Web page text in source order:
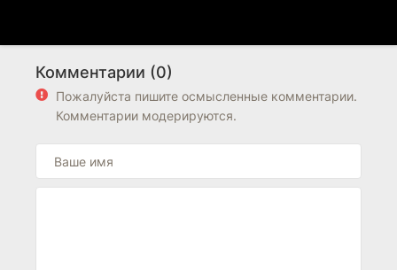
Комментарии (0)
Пожалуйста пишите осмысленные комментарии.
Комментарии модерируются.